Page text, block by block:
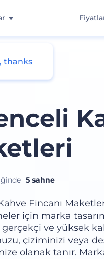
5 sahne
Fincanı
için marka
ve yüksek
çiziminizi veya
olanak tanır.
thanks